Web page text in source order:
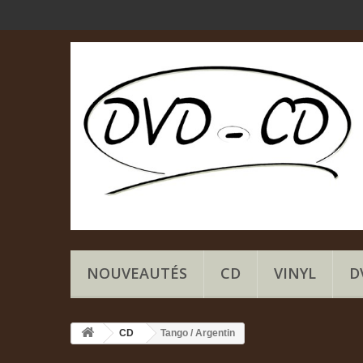
NOUVEAUTÉS CD VINYL
CD Tango / Argentin